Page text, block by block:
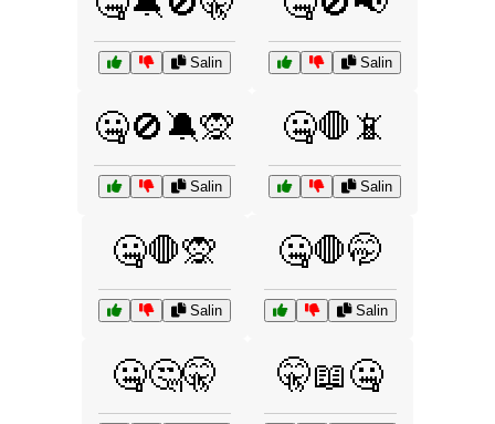
Salin Salin
🤐🚫🔕🙊
Salin
🤐🛑📵
Salin
🤐🛑🙊
Salin
🤐🛑🤭
Salin
🤐🤔🤫 🤫📖🤐